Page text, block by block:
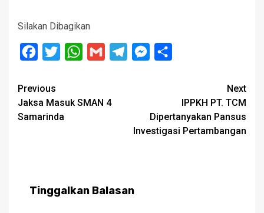
Silakan Dibagikan
Facebook
Twitter WhatsApp
Gmail TelegramMessenger
Post
navigation
Previous
Jaksa Masuk SMAN 4
Samarinda
Next
IPPKH PT. TCM
Dipertanyakan Pansus
Investigasi Pertambangan
Tinggalkan Balasan